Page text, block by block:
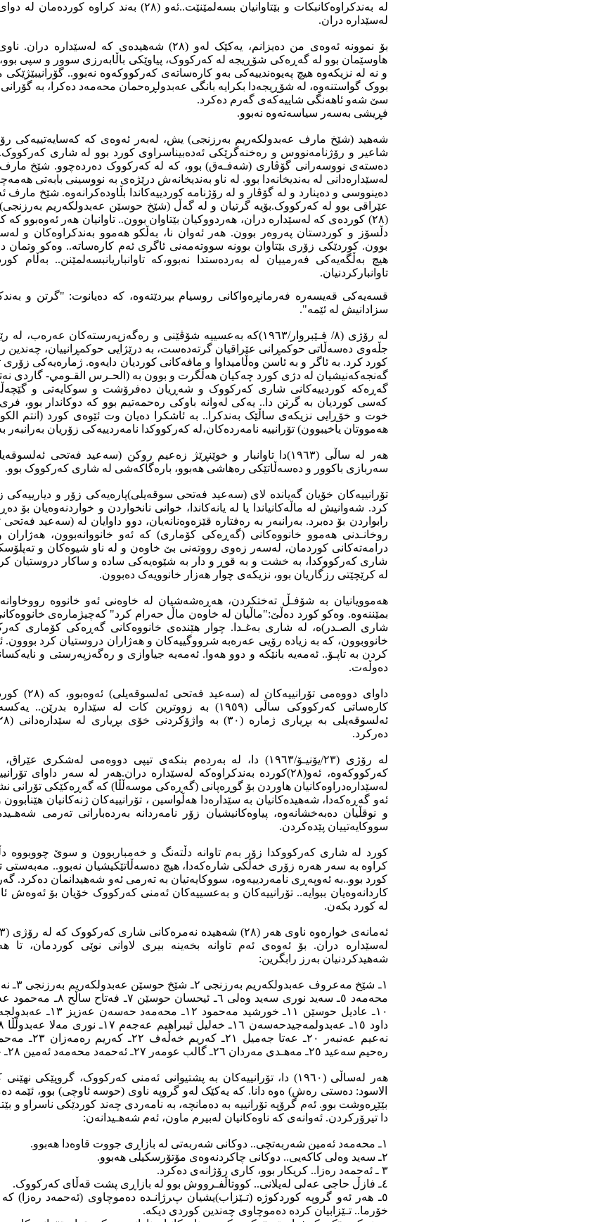
لە بەندکراوەکانبکات و بێتاوانیان بسەلمێنێت..ئەو (٢٨)
لەسێدارە دران.
بۆ نموونە ئەوەی من دەیزانم، یەکێک لەو (٢٨) شەهیدەی کە
هاوسێمان بوو لە گەڕەکی شۆڕیجە لە کەرکووک، پیاوێکی باڵابەرزی سوور و سپی
و نە لە نزیکەوە هیچ پەیوەندییەکی بەو کارەساتەی کەرکووکەوە نەبوو..
بووک گواستنەوە، لە شۆڕيجەدا بکرایە بانگی عەبدولڕەحمان محەمەد دەکرا، بە
سێ شەو ئاهەنگی شاییەکەی گەرم دەکرد.
فڕیشی بەسەر سیاسەتەوە نەبوو.
شەهید (شێخ مارف عه‌بدولكه‌ریم به‌رزنجی) یش، لەبەر ئەوەی کە کەسایەتییەکی
دەستەی نووسەرانی گۆڤاری (شەفـەق) بوو، کە لە کەرکووک دەردەچوو. شێخ
لەسێدارەدانی لە بەندیخانەدا بوو. لە ناو بەندیخانەش درێژەی بە نووسینی بابەتی
دەینووسی و دەینارد و لە گۆڤار و لە رۆژنامە کوردییەکاندا بڵاودەکرانەوە. شێخ
عێراقی بوو لە کەرکووک.بۆیە گرتیان و لە گەڵ (شێخ حوسێن عه‌بدولكه‌ریم
(٢٨) كورده‌ی کە له‌سێدارە دران، هەردووکیان بێتاوان بوون.. تاوانیان هەر ئەوەبوو
دڵسۆز و کوردستان پەروەر بوون. هەر ئەوان نا، بەڵکو هەموو بەندکراوەکان و
بوون. کوردێکی زۆری بێتاوان بوونە سووتەمەنی ئاگری ئەم کارەساتە.. وەکو وتمان
هیچ بەڵگەیەکی فەرمییان لە بەردەستدا نەبوو،کە تاوانباریانبسەلمێنن.. بەڵام
تاوانبارکردنیان.
قسەیەکی قەیسەرە فەرمانڕەواکانی روسیام بیردێتەوە، کە دەیانوت: "گرتن و
سزادانیش لە ئێمە".
لە رۆژی (٨/ فـێبروار/١٩٦٣)کە بەعسییە شۆڤێنی و رەگەزپەرستەکان
جڵەوی دەسەڵاتی حوکمڕانی عێراقیان گرتەدەست، بە درێژایی حوکمڕانییان،
کورد کرد. بە ئاگر و بە ئاسن وەڵامیداوا و مافەکانی کوردیان دایەوە. ژمارەیەکی
گەنجەکەنیشیان لە دژی کورد چەکیان هەڵگرت و بوون بە (الحـرس القـومي- گاردی
گەڕەکە کوردییەکانی شاری کەرکووک و شەڕیان دەفرۆشت و سوکایەتی و
کەسی کوردیان بە گرتن دا.. یەکی لەوانە باوکی رەحمەتیم بوو کە دوکاندار بوو،
خوت و خۆڕایی نزیکەی ساڵێک بەندکرا.. بە ئاشکرا دەیان وت ئێوەی کورد (انتم
هەمووتان یاخیبوون) تۆرانییە نامەردەکان،لە کەرکووکدا نامەردییەکی زۆریان بەرانبەر
هەر لە ساڵی (١٩٦٣)دا تاوانبار و خوێنڕێژ زەعیم روکن (سەعید فەتحی
سەربازی باکوور و دەسەڵاتێکی رەهاشی هەبوو، بارەگاکەشی لە شاری کەرکووک بوو.
تۆرانییەکان خۆیان گەیاندە لای (سەعید فەتحی سوقەیلی)پارەیەکی زۆر و
کرد. شەوانیش لە ماڵەکانیاندا یا لە یانەکاندا، خوانی نانخواردن و خواردنەوەیان بۆ
رابواردن بۆ دەبرد. بەرانبەر بە رەفتارە قێزەوەنانەیان، دوو داوایان لە (سەعید
روخانـدنی هەموو خانووەکانی (گه‌ڕه‌كی كۆماری) کە ئەو خانووانەبوون،
درامەتەکانی کوردمان، لەسەر زەوی رووتەنی بێ خاوەن و لە ناو شیوەکان و
شاری کەرکووکدا، بە خشت و بە قوڕ و دار بە شێوەیەکی سادە و ساکار دروستیان
لە کرێچێتی رزگاریان بوو، نزیکەی چوار هەزار خانوویەک دەبوون.
هەموویانیان بە شۆفـڵ تەختکردن، هەڕەشەشیان لە خاوەنی ئەو خانووە رووخاوانە
بمێننەوە. وەکو کورد دەڵێ:"ماڵیان لە خاوەن ماڵ حەرام کرد" کەچیژمارەی
شاری الصـدر)ە، لە شاری بەغـدا. چوار هێندەی خانووەکانی گەڕەکی کۆماری
خانووبوون، کە بە زیادە رۆیی عەرەبە شرووگییەکان و هەژاران دروستیان کرد بووون.
کردن بە تاپـۆ.. ئەمەیە بانێکە و دوو هەوا. ئەمەیە جیاوازی و رەگەزپەرستی و
دەوڵەت.
داوای دووەمی
کارەساتی کەرکووکی ساڵی (١٩٥٩) بە زووترین کات لە سێدارە
دەرکرد.
لە رۆژی (٢٣/یۆنیـۆ/١٩٦٣) دا، لە بەردەم بنکەی تیپی دووەمی
کەرکووکەوە، ئەو(٢٨)کوردە بەندکراوەکە لەسێدارە دران.هەر لە سەر
لەسێدارەدراوەکانیان هاوردن بۆ گوڕەپانی (گەڕەکی موسەڵڵا) کە گەڕەکێکی تۆرانی
ئەو گەڕەکەدا، شەهیدەکانیان بە سێدارەدا هەڵواسین ، تۆرانییەکان ژنەکانیان
و نوقڵیان دەبەخشانەوە، پیاوەکانیشیان زۆر نامەردانە بەردەبارانی تەرمی
سووکایەتییان پێدەکردن.
کورد لە شاری کەرکووکدا زۆر بەم تاوانە دڵتەنگ و خەمباربوون و سوێ چووبووە
کراوە بە سەر هەرە زۆری خەڵکی شارەکەدا، هیچ دەسەڵاتێکیشیان نەبوو.. مەبەستی
کورد بوو..بە ئەوپەڕی نامەردییەوە، سووکایەتیان بە تەرمی ئەو شەهیدانمان دەکرد.
کاردانەوەیان ببوایە.. تۆرانییەکان و بەعسییەکان ئەمنی کەرکووک خۆیان بۆ ئەوەش
لە کورد بکەن.
لەسێدارە دران. بۆ ئەوەی ئەم تاوانە بخەینە بیری لاوانی نوێی کوردمان، تا
شەهیدکردنیان بەرز رابگرین:
رەحیم سەعید ٢٥ـ مەهـدی مەردان ٢٦ـ گالب عومەر ٢٧ـ ئەحمەد محەمەد ئەمین ٢٨ـ حوسێن خورشید.
هەر لەساڵی (١٩٦٠) دا، تۆرانییەکان بە پشتیوانی ئەمنی کەرکووک، گروپێکی
الاسود: دەستی رەش) ەوە دانا. کە یەکێک لەو گروپە ناوی (حوسه‌ ئاوچی) بوو، ئێمە
بێێڕەوشت بوو. ئەم گرۆپە تۆرانییە بە دەمانچە، بە نامەردی چەند کوردێکی ناسراو و
دا تیرۆرکردن. ئەوانەی کە ناوەکانیان لەبیرم ماون، ئەم شەهـیدانەن:
١ـ محەمەد ئەمین شەربەتچی.. دوکانی شەربەتی لە بازاڕی جووت قاوەدا هەبوو.
٢ـ سەید وەلی کاکەیی.. دوکانی چاکردنەوەی مۆتۆرسکیلی هەبوو.
٣ ـ ئەحمەد رەزا.. کریکار بوو، کاری رۆژانەی دەکرد.
٤ـ فازڵ حاجی عەلی لەیلانی.. کووتاڵفـرووش بوو لە بازاڕی پشت قەڵای کەرکووک.
٥ـ هەر ئەو گروپە کوردکوژە (تـێزاب)یشیان پرژانـدە دەموچاوی (ئه‌حمه‌د رەزا) کە
خۆرما.. تـێزابیان کردە دەموچاوی چەندین کوردی دیکە.